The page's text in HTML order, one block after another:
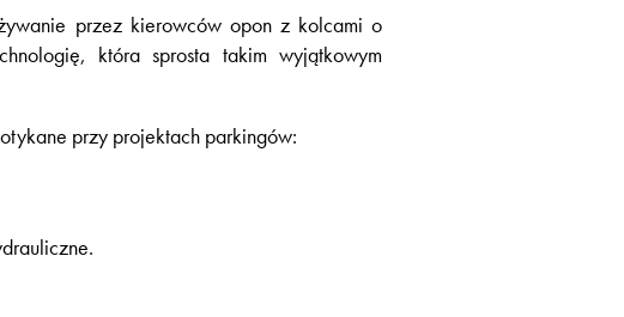
przez kierowców opon z kolcami o
która sprosta takim wyjątkowym
przy projektach parkingów: